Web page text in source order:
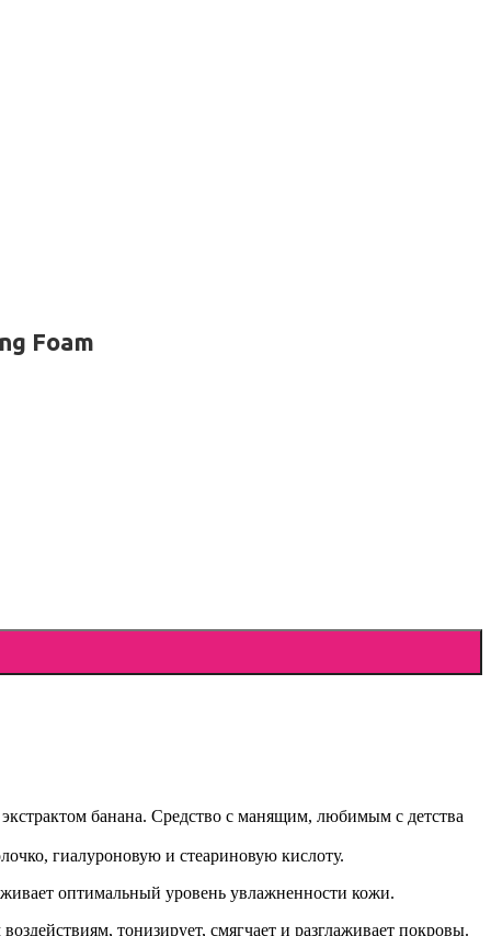
Foam
банана. Средство с манящим, любимым с детства
гиалуроновую и стеариновую кислоту.
оптимальный уровень увлажненности кожи.
тонизирует, смягчает и разглаживает покровы.